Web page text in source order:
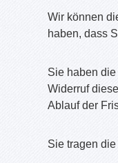
Wir können
haben, dass
Sie haben
Widerruf
Ablauf der
Sie tragen